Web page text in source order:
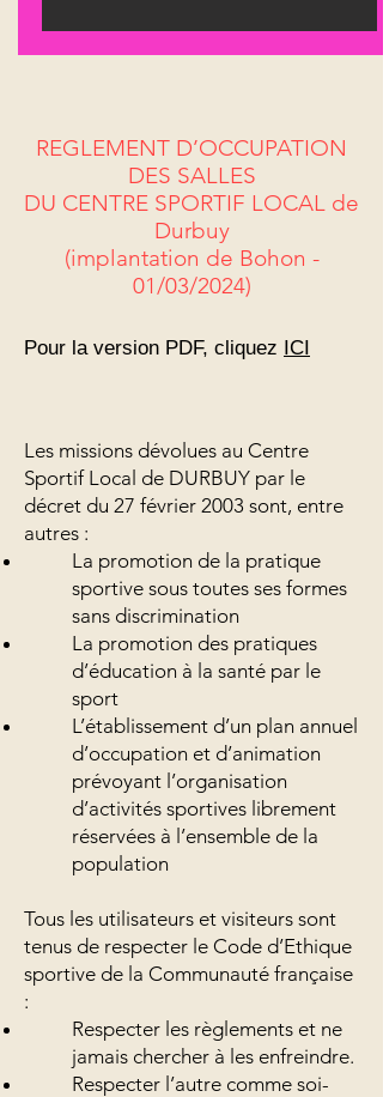
REGLEMENT D’OCCUPATION
DES SALLES
DU CENTRE SPORTIF LOCAL de
Durbuy
(implantation de Bohon -
01/03/2024)
Pour la version PDF, cliquez ICI
Les missions dévolues au Centre
Sportif Local de DURBUY par le
décret du 27 février 2003 sont, entre
autres :
La promotion de la pratique
sportive sous toutes ses formes
sans discrimination
La promotion des pratiques
d’éducation à la santé par le
sport
L’établissement d’un plan annuel
d’occupation et d’animation
prévoyant l’organisation
d’activités sportives librement
réservées à l’ensemble de la
population
Tous les utilisateurs et visiteurs sont
tenus de respecter le Code d’Ethique
sportive de la Communauté française
:
Respecter les règlements et ne
jamais chercher à les enfreindre.
Respecter l’autre comme soi-